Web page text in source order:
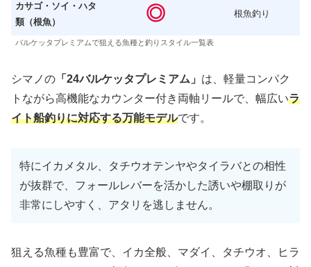
カサゴ・ソイ・ハタ
類（根魚）
◎ 根魚釣り
バルケッタプレミアムで狙える魚種と釣りスタイル一覧表
シマノの 「24バルケッタプレミアム」 は、軽量コンパク
トながら高機能なカウンター付き両軸リールで、幅広いラ
イト船釣りに対応する万能モデルです。
特にイカメタル、タチウオテンヤやタイラバとの相性
が抜群で、フォールレバーを活かした誘いや棚取りが
非常にしやすく、アタリを逃しません。
狙える魚種も豊富で、イカ全般、マダイ、タチウオ、ヒラ